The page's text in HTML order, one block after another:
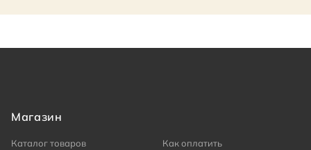
Магазин
Каталог товаров
Как оплатить